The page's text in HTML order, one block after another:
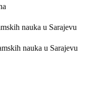
nauka u Sarajevu
nauka u Sarajevu